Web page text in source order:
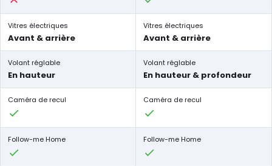
Vitres électriques
Avant & arrière
Vitres électriques
Avant & arrière
Volant réglable
En hauteur
Volant réglable
En hauteur & profondeur
Caméra de recul Caméra de recul
Follow-me Home Follow-me Home